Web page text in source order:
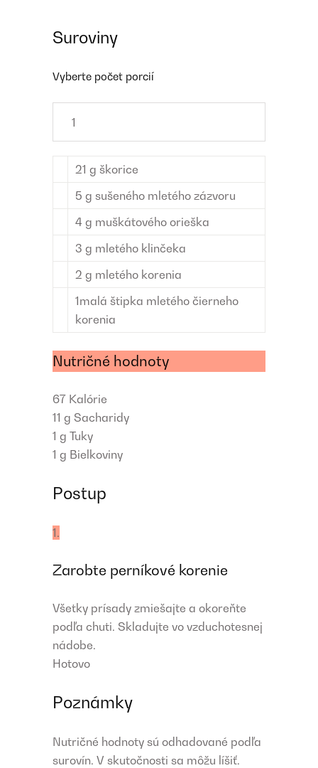
Suroviny
Vyberte počet porcií
21 g škorice
5 g sušeného mletého zázvoru
4 g muškátového orieška
3 g mletého klinčeka
2 g mletého korenia
1malá štipka mletého čierneho
korenia
Nutričné hodnoty
67 Kalórie
11 g Sacharidy
1 g Tuky
1 g Bielkoviny
Postup
1.
Zarobte perníkové korenie
Všetky prísady zmiešajte a okoreňte
podľa chuti. Skladujte vo vzduchotesnej
nádobe.
Hotovo
Poznámky
Nutričné ​​hodnoty sú odhadované podľa
surovín. V skutočnosti sa môžu líšiť.